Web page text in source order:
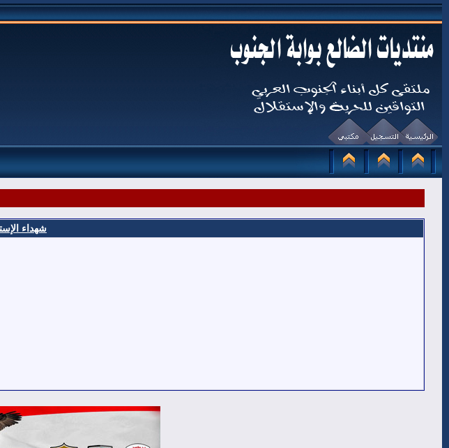
شهداء